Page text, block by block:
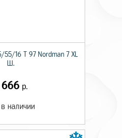
16 T 97 Nordman 7 XL
Ш.
р.
наличии